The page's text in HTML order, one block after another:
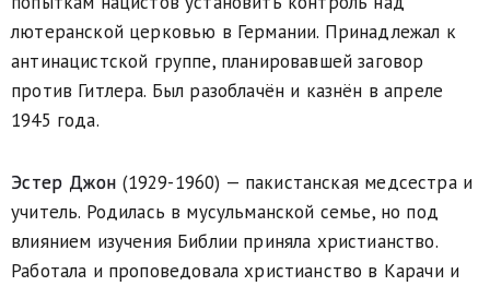
лютеранской церковью в Германии. Принадлежал к
антинацистской группе, планировавшей заговор
против Гитлера. Был разоблачён и казнён в апреле
1945 года.
Эстер Джон (1929-1960) — пакистанская медсестра и
учитель. Родилась в мусульманской семье, но под
влиянием изучения Библии приняла христианство.
Работала и проповедовала христианство в Карачи и